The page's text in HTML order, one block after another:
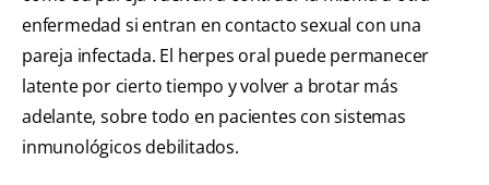
enfermedad si entran en contacto sexual con una
pareja infectada. El herpes oral puede permanecer
latente por cierto tiempo y volver a brotar más
adelante, sobre todo en pacientes con sistemas
inmunológicos debilitados.